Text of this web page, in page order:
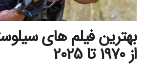
بهترین فیلم های
از 1970 تا 2025